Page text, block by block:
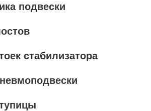
подвески
стабилизатора